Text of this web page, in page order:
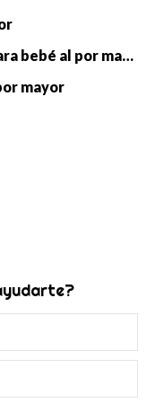
Saco de dormir Swaddle de punto para bebé al por mayor
mayor